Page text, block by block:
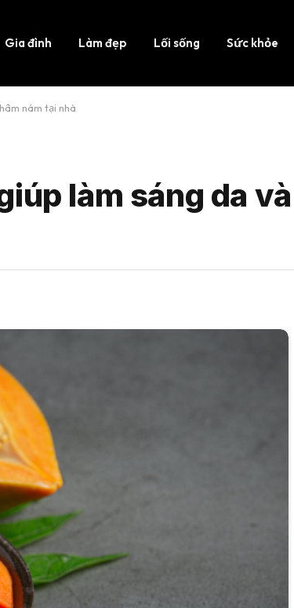
Gia đình Làm đẹp Lối sống Sức khỏe
nám tại nhà
làm sáng da